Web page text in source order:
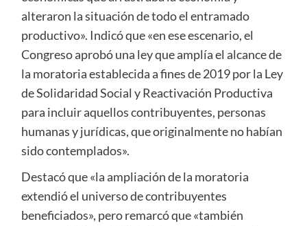
alteraron la situación de todo el entramado
productivo». Indicó que «en ese escenario, el
Congreso aprobó una ley que amplía el alcance de
la moratoria establecida a fines de 2019 por la Ley
de Solidaridad Social y Reactivación Productiva
para incluir aquellos contribuyentes, personas
humanas y jurídicas, que originalmente no habían
sido contemplados».
Destacó que «la ampliación de la moratoria
extendió el universo de contribuyentes
beneficiados», pero remarcó que «también